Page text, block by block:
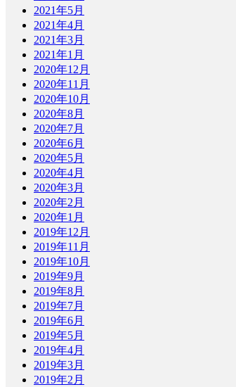
2021年5月
2021年4月
2021年3月
2021年1月
2020年12月
2020年11月
2020年10月
2020年8月
2020年7月
2020年6月
2020年5月
2020年4月
2020年3月
2020年2月
2020年1月
2019年12月
2019年11月
2019年10月
2019年9月
2019年8月
2019年7月
2019年6月
2019年5月
2019年4月
2019年3月
2019年2月